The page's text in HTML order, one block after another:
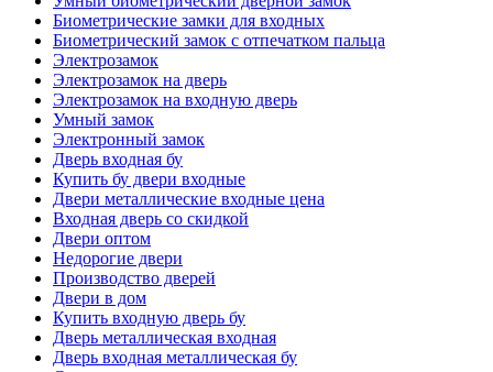
Биометрические замки для входных
Биометрический замок с отпечатком пальца
Электрозамок
Электрозамок на дверь
Электрозамок на входную дверь
Умный замок
Электронный замок
Дверь входная бу
Купить бу двери входные
Двери металлические входные цена
Входная дверь со скидкой
Двери оптом
Недорогие двери
Производство дверей
Двери в дом
Купить входную дверь бу
Дверь металлическая входная
Дверь входная металлическая бу